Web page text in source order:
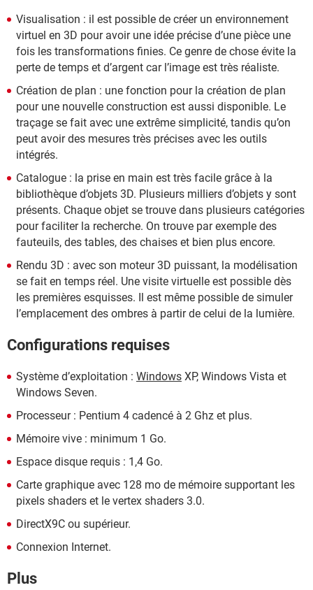
Visualisation : il est possible de créer un environnement
virtuel en 3D pour avoir une idée précise d’une pièce une
fois les transformations finies. Ce genre de chose évite la
perte de temps et d’argent car l’image est très réaliste.
Création de plan : une fonction pour la création de plan
pour une nouvelle construction est aussi disponible. Le
traçage se fait avec une extrême simplicité, tandis qu’on
peut avoir des mesures très précises avec les outils
intégrés.
Catalogue : la prise en main est très facile grâce à la
bibliothèque d’objets 3D. Plusieurs milliers d’objets y sont
présents. Chaque objet se trouve dans plusieurs catégories
pour faciliter la recherche. On trouve par exemple des
fauteuils, des tables, des chaises et bien plus encore.
Rendu 3D : avec son moteur 3D puissant, la modélisation
se fait en temps réel. Une visite virtuelle est possible dès
les premières esquisses. Il est même possible de simuler
l’emplacement des ombres à partir de celui de la lumière.
Configurations requises
Système d’exploitation : Windows XP, Windows Vista et
Windows Seven.
Processeur : Pentium 4 cadencé à 2 Ghz et plus.
Mémoire vive : minimum 1 Go.
Espace disque requis : 1,4 Go.
Carte graphique avec 128 mo de mémoire supportant les
pixels shaders et le vertex shaders 3.0.
DirectX9C ou supérieur.
Connexion Internet.
Plus